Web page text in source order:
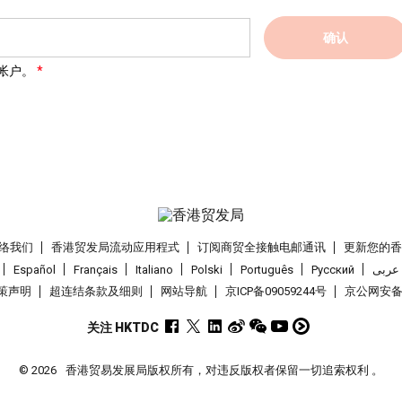
确认
。
我们 香港贸发局流动应用程式 订阅商贸全接触电邮通讯
更新您的
Español
Français Italiano Polski Português Pусский
عربى
声明
超连结条款及细则 网站导航 京ICP备09059244号 京公网安
关注 HKTDC
© 2026 香港贸易发展局版权所有，对违反版权者保留一切追索权利 。